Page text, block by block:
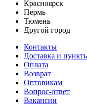
Красноярск
Пермь
Тюмень
Другой город
Контакты
Доставка и
Оплата
Возврат
Оптовикам
Вопрос-ответ
Вакансии